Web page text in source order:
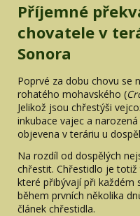
Příjemné
chovatele v
Sonora
Poprvé za dobu chovu se
rohatého mohavského (
Jelikož jsou chřestýši
inkubace vajec a
objevena v teráriu u
Na rozdíl od dospělých
chřestit. Chřestidlo je
které přibývají při každém
během prvních několika
článek chřestidla.